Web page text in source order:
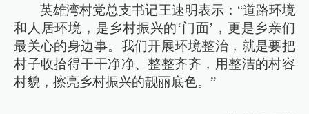
英雄湾村党总支书记王速明表示：“道路环境
和人居环境，是乡村振兴的‘门面’，更是乡亲们
最关心的身边事。我们开展环境整治，就是要把
村子收拾得干干净净、整整齐齐，用整洁的村容
村貌，擦亮乡村振兴的靓丽底色。”